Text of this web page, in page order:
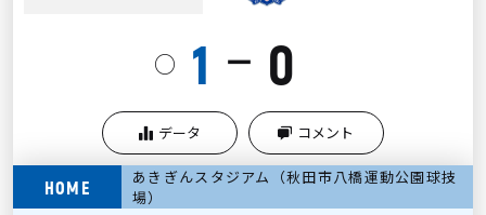
○ 1 ー 0
データ コメント
HOME
あきぎんスタジアム（秋田市八橋運動公園球技
場）